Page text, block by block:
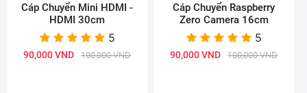
Cáp Chuyển Mini HDMI -
HDMI 30cm
5
90,000 VND 100,000 VND
Cáp Chuyển Raspberry
Zero Camera 16cm
5
90,000 VND 100,000 VND